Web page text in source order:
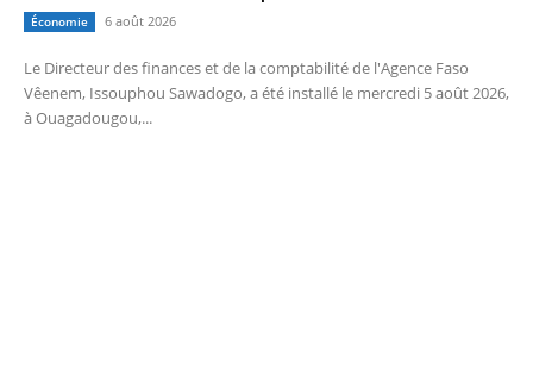
Économie 6 août 2026
Le Directeur des finances et de la comptabilité de l'Agence Faso
Vêenem, Issouphou Sawadogo, a été installé le mercredi 5 août 2026,
à Ouagadougou,...